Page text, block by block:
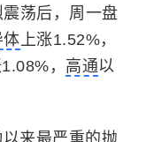
荡后，周一盘
体上涨1.52%，
， 高通以
来最严重的抛